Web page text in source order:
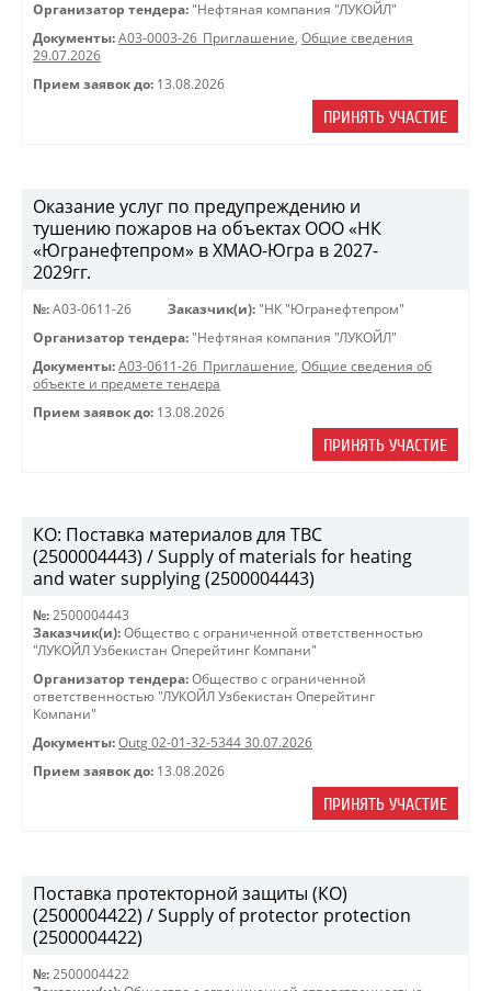
Организатор тендера: "Нефтяная компания "ЛУКОЙЛ"
Документы: A03-0003-26_Приглашение, Общие сведения
29.07.2026
Прием заявок до: 13.08.2026
ПРИНЯТЬ УЧАСТИЕ
Оказание услуг по предупреждению и
тушению пожаров на объектах ООО «НК
«Югранефтепром» в ХМАО-Югра в 2027-
2029гг.
№: A03-0611-26 Заказчик(и): "НК "Югранефтепром"
Организатор тендера: "Нефтяная компания "ЛУКОЙЛ"
Документы: A03-0611-26_Приглашение, Общие сведения об
объекте и предмете тендера
Прием заявок до: 13.08.2026
ПРИНЯТЬ УЧАСТИЕ
КО: Поставка материалов для ТВС
(2500004443) / Supply of materials for heating
and water supplying (2500004443)
№: 2500004443
Заказчик(и): Общество с ограниченной ответственностью
"ЛУКОЙЛ Узбекистан Оперейтинг Компани"
Организатор тендера: Общество с ограниченной
ответственностью "ЛУКОЙЛ Узбекистан Оперейтинг
Компани"
Документы: Outg 02-01-32-5344 30.07.2026
Прием заявок до: 13.08.2026
ПРИНЯТЬ УЧАСТИЕ
Поставка протекторной защиты (КО)
(2500004422) / Supply of protector protection
(2500004422)
№: 2500004422